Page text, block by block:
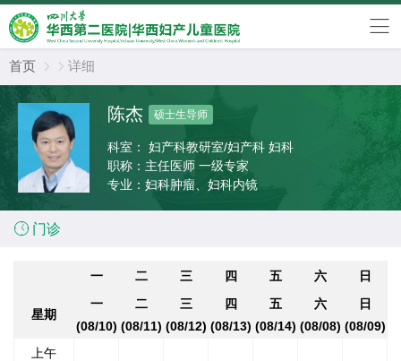
首页   详细
陈杰 硕士生导师
科室：
妇产科教研室/妇产科 妇科
职称： 主任医师 一级专家
专业： 妇科肿瘤、妇科内镜
 门诊
一 二 三 四 五 六 日
星期
一
(08/10)
二
(08/11)
三
(08/12)
四
(08/13)
五
(08/14)
六
(08/08)
日
(08/09)
上午